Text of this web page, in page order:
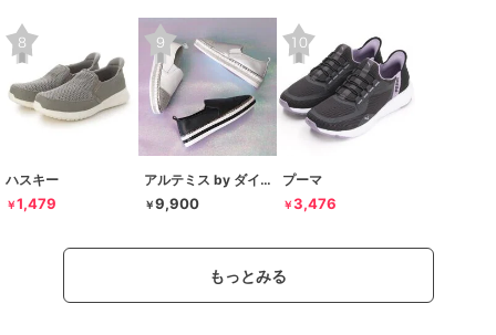
ハスキー
￥1,479
アルテミス by ダイアナ
￥9,900
プーマ
￥3,476
もっとみる